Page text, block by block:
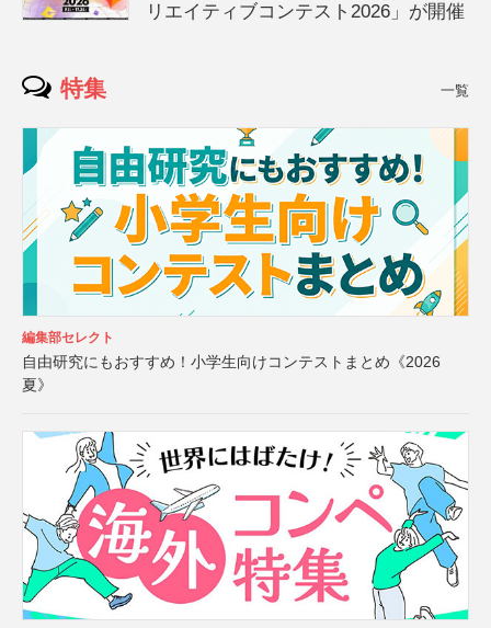
リエイティブコンテスト2026」が開催
特集 一覧
編集部セレクト
自由研究にもおすすめ！小学生向けコンテストまとめ《2026
夏》